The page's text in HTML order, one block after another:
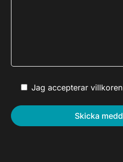
Jag accepterar villkoren